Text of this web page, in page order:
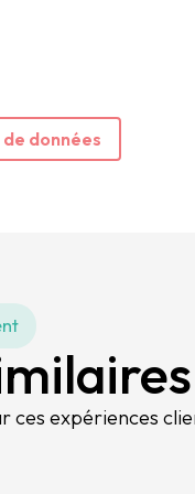
données
ces expériences